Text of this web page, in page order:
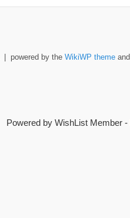
| powered by the WikiWP theme and
Powered by WishList Member -